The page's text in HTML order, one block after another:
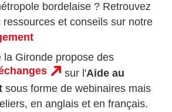
bordelaise ? Retrouvez
ressources et conseils sur notre
la Gironde propose des
sur l'Aide au
sous forme de webinaires mais
en anglais et en français.